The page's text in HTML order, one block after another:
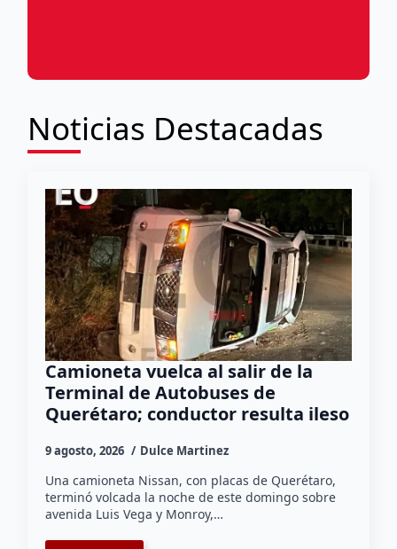
Noticias Destacadas
Camioneta vuelca al salir de la
Terminal de Autobuses de
Querétaro; conductor resulta ileso
9 agosto, 2026 Dulce Martinez
Una camioneta Nissan, con placas de Querétaro,
terminó volcada la noche de este domingo sobre
avenida Luis Vega y Monroy,…